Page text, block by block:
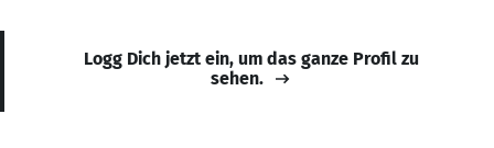
Logg Dich jetzt ein, um das ganze Profil zu
sehen.